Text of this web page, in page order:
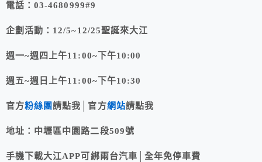
電話：03-4680999#9
企劃活動：12/5~12/25聖誕來大江
週一~週四上午11:00~下午10:00
週五~週日上午11:00~下午10:30
官方粉絲團請點我│官方網站請點我
地址： 中壢區中園路二段509號
手機下載大江APP可綁兩台汽車│全年免停車費